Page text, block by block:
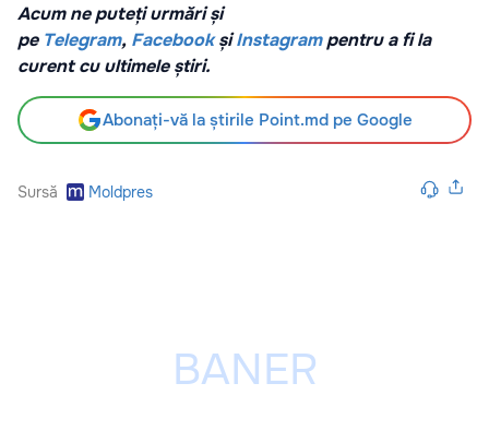
Acum ne puteți urmări și
pe Telegram, FacebookșiInstagrampentru a fi la
curent cu ultimele știri.
Abonați-vă la știrile Point.md pe Google
Sursă Moldpres